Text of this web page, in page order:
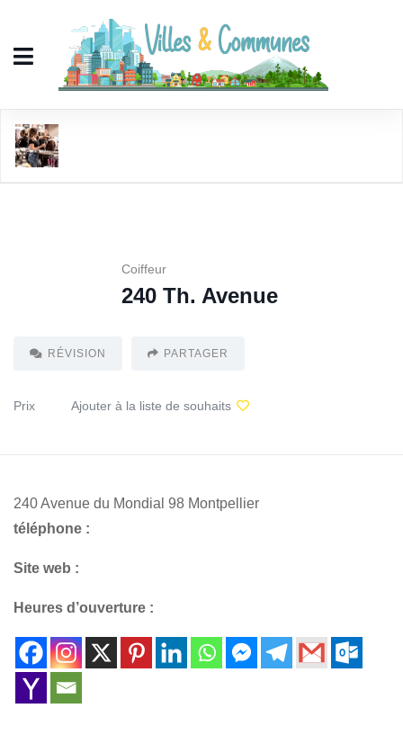
Coiffeur
240 Th. Avenue
RÉVISION PARTAGER
Prix Ajouter à la liste de souhaits
240 Avenue du Mondial 98 Montpellier
téléphone :
Site web :
Heures d’ouverture :